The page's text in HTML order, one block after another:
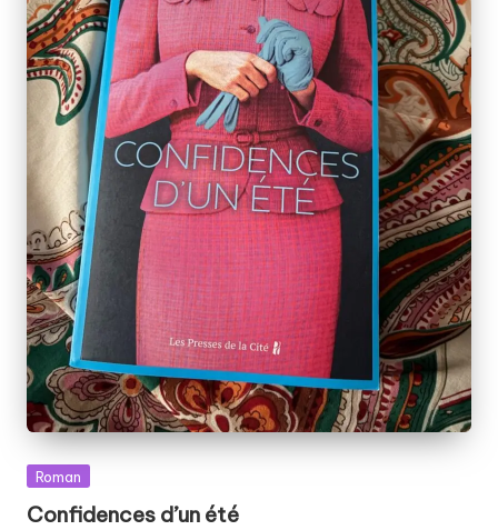
Posted
Roman
Confidences d’un été